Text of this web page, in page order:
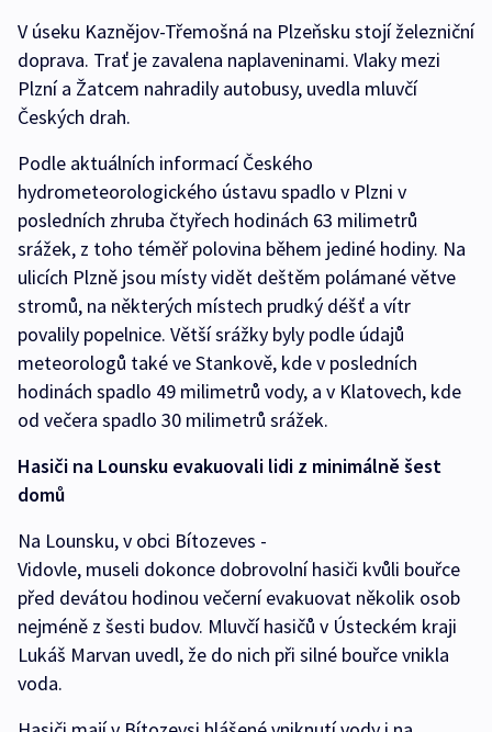
V úseku Kaznějov-Třemošná na Plzeňsku stojí železniční
doprava. Trať je zavalena naplaveninami. Vlaky mezi
Plzní a Žatcem nahradily autobusy, uvedla mluvčí
Českých drah.
Podle aktuálních informací Českého
hydrometeorologického ústavu spadlo v Plzni v
posledních zhruba čtyřech hodinách 63 milimetrů
srážek, z toho téměř polovina během jediné hodiny. Na
ulicích Plzně jsou místy vidět deštěm polámané větve
stromů, na některých místech prudký déšť a vítr
povalily popelnice. Větší srážky byly podle údajů
meteorologů také ve Stankově, kde v posledních
hodinách spadlo 49 milimetrů vody, a v Klatovech, kde
od večera spadlo 30 milimetrů srážek.
Hasiči na Lounsku evakuovali lidi z minimálně šest
domů
Na Lounsku, v obci Bítozeves -
Vidovle, museli dokonce dobrovolní hasiči kvůli bouřce
před devátou hodinou večerní evakuovat několik osob
nejméně z šesti budov. Mluvčí hasičů v Ústeckém kraji
Lukáš Marvan uvedl, že do nich při silné bouřce vnikla
voda.